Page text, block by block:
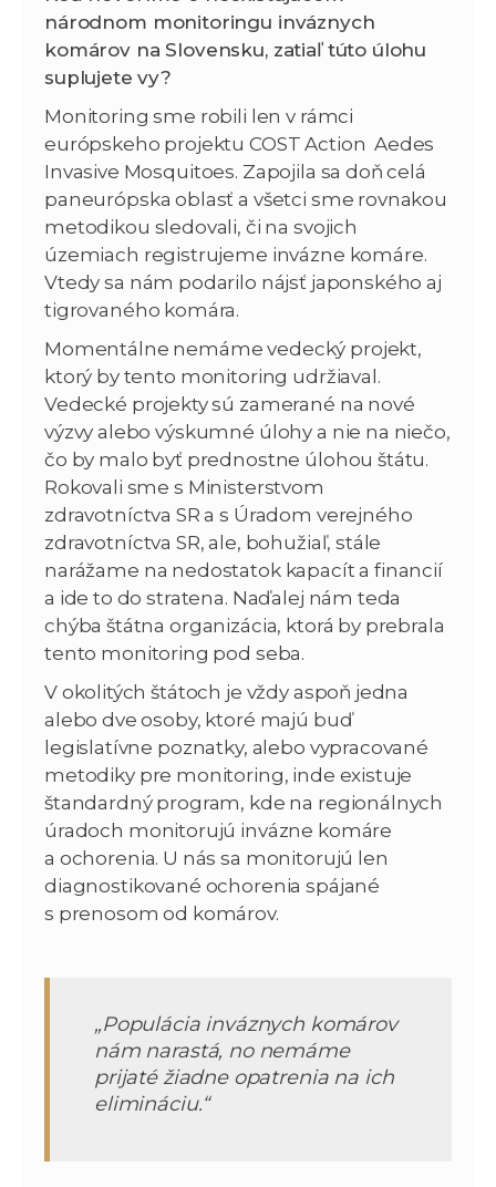
národnom monitoringu inváznych
komárov na Slovensku, zatiaľ túto úlohu
suplujete vy?
Monitoring sme robili len v rámci
európskeho projektu COST Action Aedes
Invasive Mosquitoes. Zapojila sa doň celá
paneurópska oblasť a všetci sme rovnakou
metodikou sledovali, či na svojich
územiach registrujeme invázne komáre.
Vtedy sa nám podarilo nájsť japonského aj
tigrovaného komára.
Momentálne nemáme vedecký projekt,
ktorý by tento monitoring udržiaval.
Vedecké projekty sú zamerané na nové
výzvy alebo výskumné úlohy a nie na niečo,
čo by malo byť prednostne úlohou štátu.
Rokovali sme s Ministerstvom
zdravotníctva SR a s Úradom verejného
zdravotníctva SR, ale, bohužiaľ, stále
narážame na nedostatok kapacít a financií
a ide to do stratena. Naďalej nám teda
chýba štátna organizácia, ktorá by prebrala
tento monitoring pod seba.
V okolitých štátoch je vždy aspoň jedna
alebo dve osoby, ktoré majú buď
legislatívne poznatky, alebo vypracované
metodiky pre monitoring, inde existuje
štandardný program, kde na regionálnych
úradoch monitorujú invázne komáre
a ochorenia. U nás sa monitorujú len
diagnostikované ochorenia spájané
s prenosom od komárov.
„Populácia inváznych komárov
nám narastá, no nemáme
prijaté žiadne opatrenia na ich
elimináciu.“